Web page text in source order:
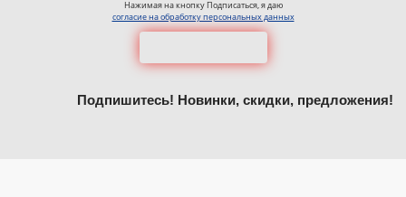
Нажимая на кнопку Подписаться, я даю
согласие на обработку персональных данных
Подпишитесь! Новинки, скидки, предложения!